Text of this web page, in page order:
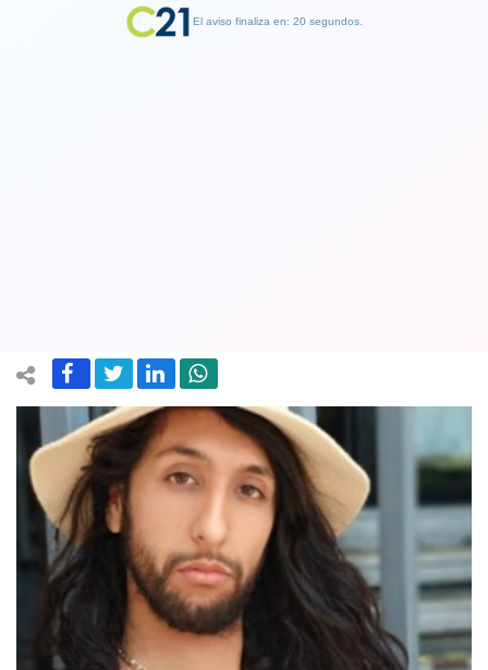
El aviso finaliza en: 19 segundos.